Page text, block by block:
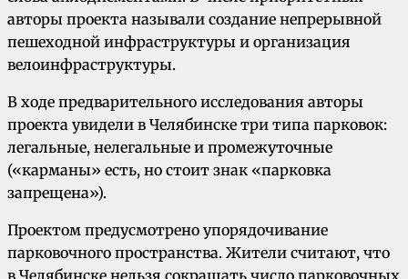
авторы проекта называли создание непрерывной
пешеходной инфраструктуры и организация
велоинфраструктуры.
В ходе предварительного исследования авторы
проекта увидели в Челябинске три типа парковок:
легальные, нелегальные и промежуточные
(«карманы» есть, но стоит знак «парковка
запрещена»).
Проектом предусмотрено упорядочивание
парковочного пространства. Жители считают, что